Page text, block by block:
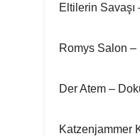
Eltilerin Savaşı
Romys Salon –
Der Atem –
Katzenjammer